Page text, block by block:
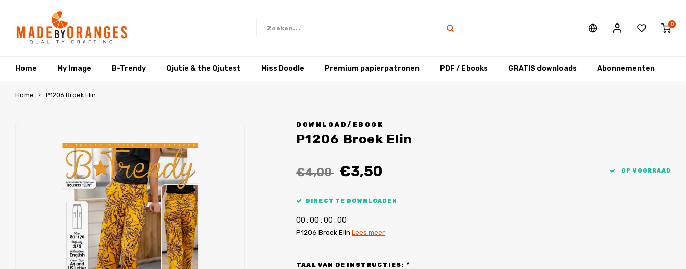
0
Home My Image B-Trendy Qjutie & the Qjutest Miss Doodle Premium papierpatronen PDF / Ebooks GRATIS downloads Abonnementen
Home P1206 Broek Elin
DOWNLOAD/EBOOK
P1206 Broek Elin
€4,00 €3,50 OP VOORRAAD
DIRECT TE DOWNLOADEN
00 : 00 : 00 : 00
P1206 Broek Elin Lees meer
TAAL VAN DE INSTRUCTIES: *